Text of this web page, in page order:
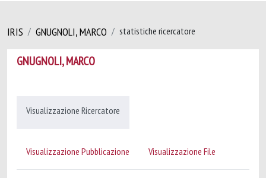
IRIS GNUGNOLI, MARCO statistiche ricercatore
GNUGNOLI, MARCO
Visualizzazione Ricercatore
Visualizzazione Pubblicazione Visualizzazione File